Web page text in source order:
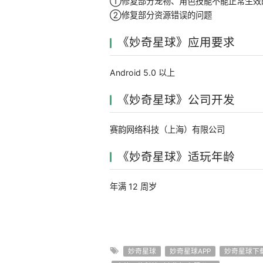
②修复部分资源错误的问题
《妙奇星球》应用要求
Android 5.0 以上
《妙奇星球》公司开发
赛韵网络科技（上海）有限公司
《妙奇星球》适玩年龄
年满 12 周岁
妙奇星球 妙奇星球APP
妙奇星球下